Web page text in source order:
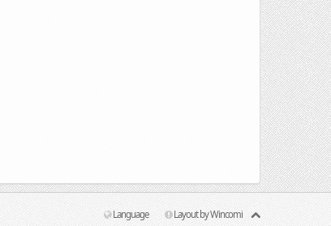
Language
Layout by Wincomi